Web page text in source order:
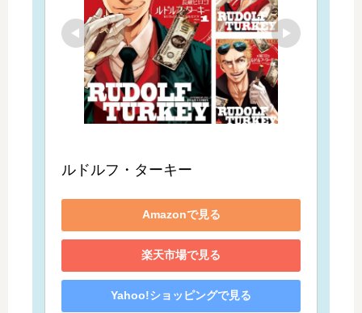
ルドルフ・ターキー
Amazonで見る
楽天市場で見る
Yahoo!ショッピングで見る